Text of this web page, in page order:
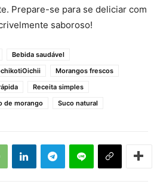
Prepare-se para se deliciar com
saboroso!
Bebida saudável
Morangos frescos
Receita simples
de morango Suco natural